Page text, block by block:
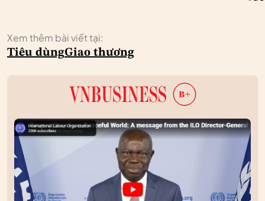
Xem thêm bài viết tại:
Tiêu dùngGiao thương